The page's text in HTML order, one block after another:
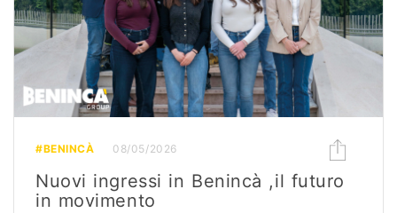
#BENINCÀ 08/05/2026
Nuovi ingressi in Benincà ,il futuro
in movimento